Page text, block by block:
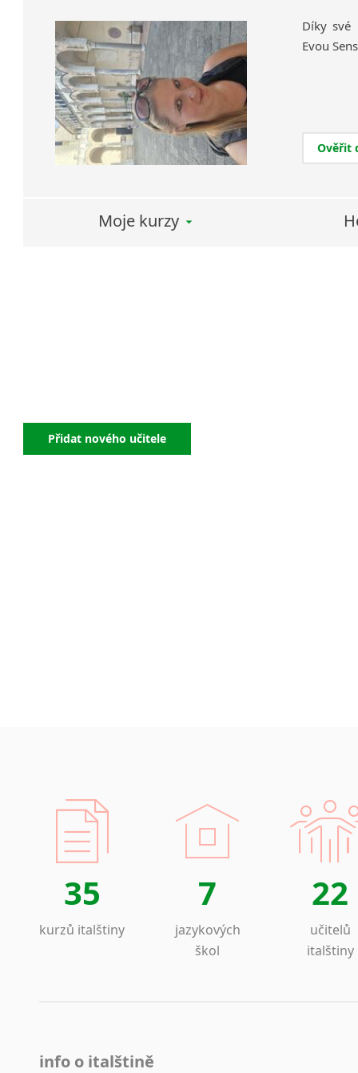
Díky své
Evou
Ověřit
Moje kurzy
Přidat nového učitele
35
kurzů italštiny
7
jazykových
škol
22
učitelů
italštiny
info o italštině